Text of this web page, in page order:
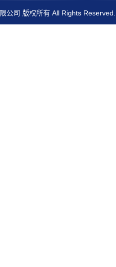
公司 版权所有 All Rights